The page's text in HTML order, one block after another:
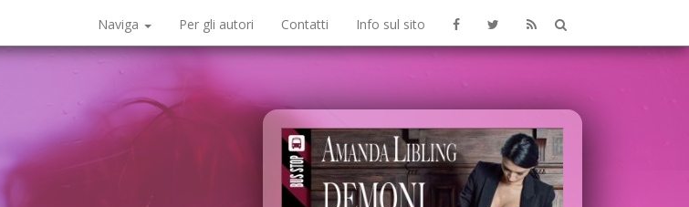
Naviga Per gli autori Contatti Info sul sito